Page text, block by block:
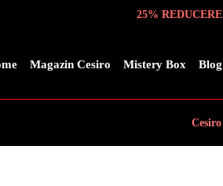
25%
Magazin Cesiro Mistery Box Blog
Cesiro